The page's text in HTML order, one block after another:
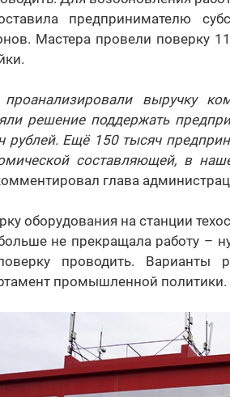
предпринимателю
Мастера провели поверку
выручку
решение поддержать
рублей. Ещё 150 тысяч
составляющей, в
глава
оборудования на станции
не прекращала работу –
проводить. Варианты
промышленной политики.